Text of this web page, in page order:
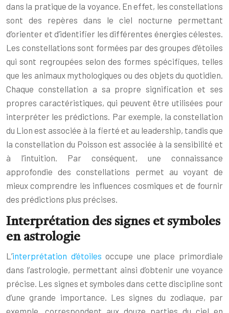
dans la pratique de la voyance. En effet, les constellations
sont des repères dans le ciel nocturne permettant
d’orienter et d’identifier les différentes énergies célestes.
Les constellations sont formées par des groupes d’étoiles
qui sont regroupées selon des formes spécifiques, telles
que les animaux mythologiques ou des objets du quotidien.
Chaque constellation a sa propre signification et ses
propres caractéristiques, qui peuvent être utilisées pour
interpréter les prédictions. Par exemple, la constellation
du Lion est associée à la fierté et au leadership, tandis que
la constellation du Poisson est associée à la sensibilité et
à l’intuition. Par conséquent, une connaissance
approfondie des constellations permet au voyant de
mieux comprendre les influences cosmiques et de fournir
des prédictions plus précises.
Interprétation des signes et symboles
en astrologie
L’interprétation d’étoiles occupe une place primordiale
dans l’astrologie, permettant ainsi d’obtenir une voyance
précise. Les signes et symboles dans cette discipline sont
d’une grande importance. Les signes du zodiaque, par
exemple, correspondent aux douze parties du ciel en